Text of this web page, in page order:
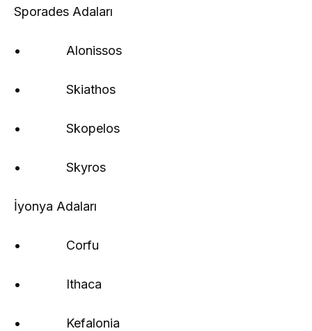
Sporades Adaları
• Alonissos
• Skiathos
• Skopelos
• Skyros
İyonya Adaları
• Corfu
• Ithaca
• Kefalonia